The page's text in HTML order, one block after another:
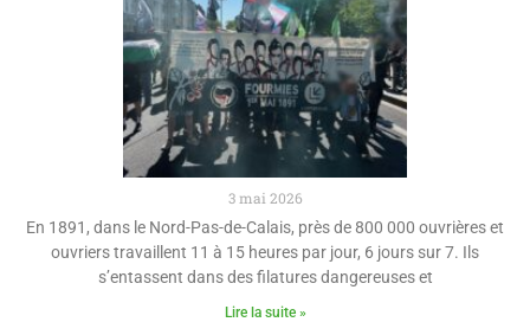
3 mai 2026
En 1891, dans le Nord-Pas-de-Calais, près de 800 000 ouvrières et
ouvriers travaillent 11 à 15 heures par jour, 6 jours sur 7. Ils
s’entassent dans des filatures dangereuses et
Lire la suite »